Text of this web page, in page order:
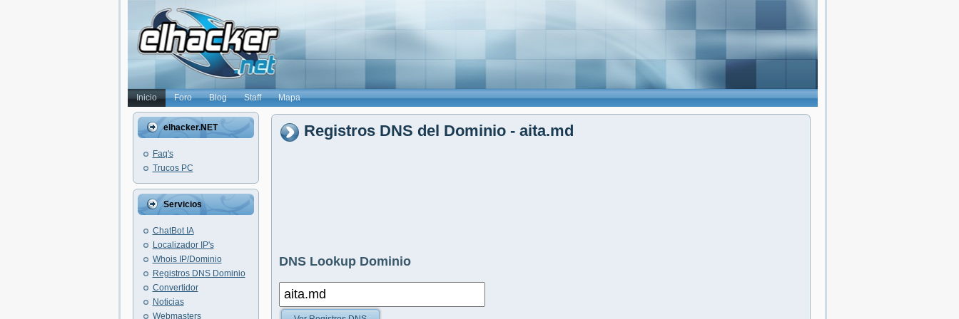
Inicio Foro Blog Staff Mapa
elhacker.NET
Faq's
Trucos PC
Servicios
ChatBot IA
Localizador IP's
Whois IP/Dominio
Registros DNS Dominio
Convertidor
Noticias
Webmasters
Registros DNS del Dominio - aita.md
DNS Lookup Dominio